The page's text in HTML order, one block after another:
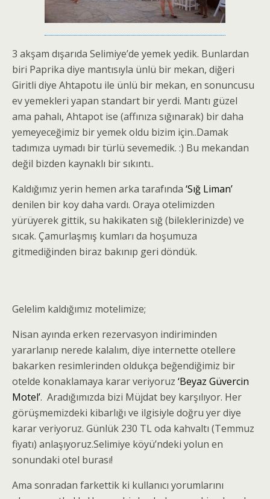
3 akşam dışarıda Selimiye’de yemek yedik. Bunlardan
biri Paprika diye mantısıyla ünlü bir mekan, diğeri
Giritli diye Ahtapotu ile ünlü bir mekan, en sonuncusu
ev yemekleri yapan standart bir yerdi. Mantı güzel
ama pahalı, Ahtapot ise (affınıza sığınarak) bir daha
yemeyeceğimiz bir yemek oldu bizim için..Damak
tadımıza uymadı bir türlü sevemedik. :) Bu mekandan
değil bizden kaynaklı bir sıkıntı..
Kaldığımız yerin hemen arka tarafında ‘Sığ Liman’
denilen bir koy daha vardı. Oraya otelimizden
yürüyerek gittik, su hakikaten sığ (bileklerinizde) ve
sıcak. Çamurlaşmış kumları da hoşumuza
gitmediğinden biraz bakınıp geri döndük.
Gelelim kaldığımız motelimize;
Nisan ayında erken rezervasyon indiriminden
yararlanıp nerede kalalım, diye internette otellere
bakarken resimlerinden oldukça beğendiğimiz bir
otelde konaklamaya karar veriyoruz ‘Beyaz Güvercin
Motel’. Aradığımızda bizi Müjdat bey karşılıyor. Her
görüşmemizdeki kibarlığı ve ilgisiyle doğru yer diye
karar veriyoruz. Günlük 230 TL oda kahvaltı (Temmuz
fiyatı) anlaşıyoruz.Selimiye köyü’ndeki yolun en
sonundaki otel burası!
Ama sonradan farkettik ki kullanıcı yorumlarını